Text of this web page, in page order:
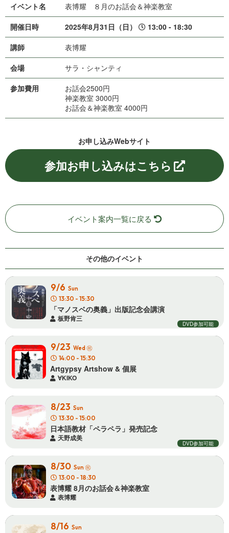
イベント名
表博耀 ８月のお話会＆神楽教室
開催日時
2025年8月31日（日）
13:00 - 18:30
講師
表 博 耀
会場
サラ・シ ャ ン テ ィ
参加費用
お話会2500円
神楽教室 3000円
お話会＆神楽教室 4000円
お申し込みWe b サ イ ト
参加お申し込みはこちら
イベント案内一覧に戻る
その他の イ ベ ン ト
DVD参加可能
9/6 Sun
13:30 - 15:30
「マノスベの奥義」出版記 念 会 講 演
板野肯三
9/23 Wed㊗
14:00 - 15:30
Artgypsy Artshow & 個 展
∀KIKO
DVD参加可能
8/23 Sun
13:30 - 15:00
日本語教材「ペラペラ」発 売 記 念
天野成美
8/30 Sun㊗
13:00 - 18:30
表博耀 8月のお話会＆ 神 楽 教 室
表博耀
8/16 Sun